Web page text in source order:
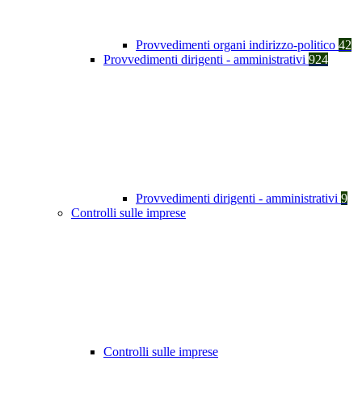
Provvedimenti organi indirizzo-politico 42
Provvedimenti dirigenti - amministrativi 924
Provvedimenti dirigenti - amministrativi 9
Controlli sulle imprese
Controlli sulle imprese